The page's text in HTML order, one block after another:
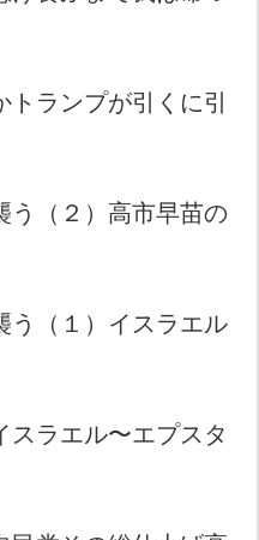
ランプが引くに引
う（２）高市早苗の
う（１）イスラエル
スラエル〜エプスタ